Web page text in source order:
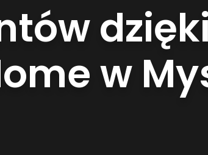
w